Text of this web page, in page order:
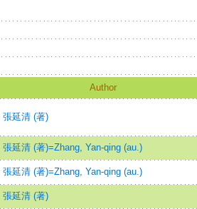
Author
張延清 (著)
張延清 (著)=Zhang, Yan-qing (au.)
張延清 (著)=Zhang, Yan-qing (au.)
張延清 (著)